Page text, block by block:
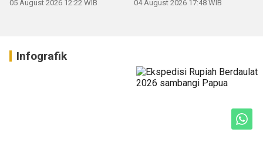
05 August 2026 12:22 WIB 04 August 2026 17:48 WIB
Infografik